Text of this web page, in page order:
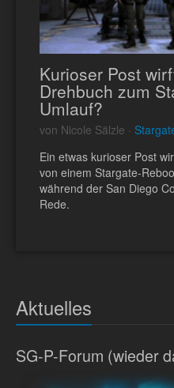
Kurioser Post
Drehbuch zum
Umlauf?
von Nicole Sälzle ·
Ein etwas kurioser Post
von einem Stargate-
während der San Diego
Rede.
Aktuelles
SG-P-Forum (wieder